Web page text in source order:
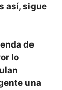
así, sigue
de
lo
una